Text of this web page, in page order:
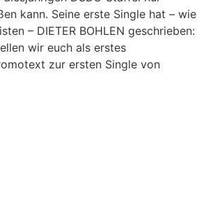
kann. Seine erste Single hat – wie
– DIETER BOHLEN geschrieben:
wir euch als erstes
zur ersten Single von